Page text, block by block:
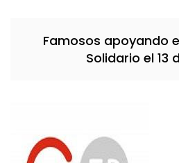
Famosos apoyando
Solidario el 13